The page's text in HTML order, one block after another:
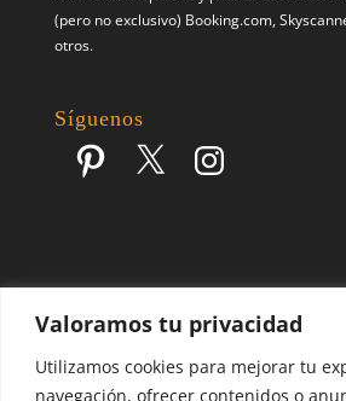
Valoramos tu privacidad
Utilizamos cookies para mejorar tu
navegación, ofrecer contenidos o
(pero no exclusivo) Booking.com,
otros.
Síguenos
Pinterest X Instagram
Escapes por el Mundo | Blog de